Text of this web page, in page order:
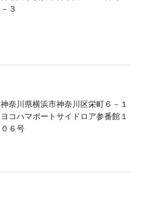
－３
神奈川県横浜市神奈川区栄町６－１
ヨコハマポートサイドロア参番館１
０６号